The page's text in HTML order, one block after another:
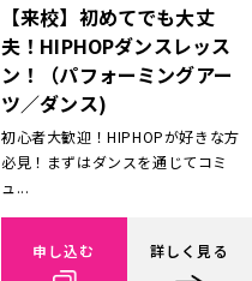
【来校】初めてでも大丈
夫！HIPHOPダンスレッス
ン！（パフォーミングアー
ツ／ダンス)
初心者大歓迎！HIPHOPが好きな方
必見！まずはダンスを通じてコミ
ュ...
申し込む 詳しく見る